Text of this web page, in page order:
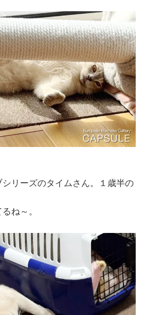
リーズのタイムさん。１歳半の
ね～。